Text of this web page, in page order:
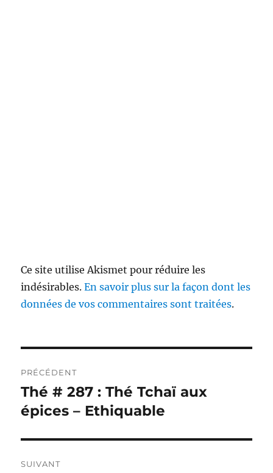
Ce site utilise Akismet pour réduire les
indésirables.En savoir plus sur la façon dont les
données de vos commentaires sont traitées.
de
l’article
PRÉCÉDENT
Publication
précédente :
Thé # 287 : Thé Tchaï aux
épices – Ethiquable
SUIVANT